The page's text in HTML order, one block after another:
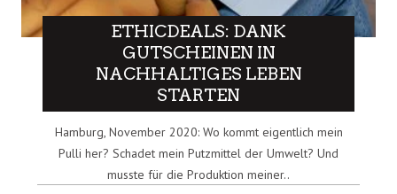
ETHICDEALS: DANK
GUTSCHEINEN IN
NACHHALTIGES LEBEN
STARTEN
Hamburg, November 2020: Wo kommt eigentlich mein
Pulli her? Schadet mein Putzmittel der Umwelt? Und
musste für die Produktion meiner..